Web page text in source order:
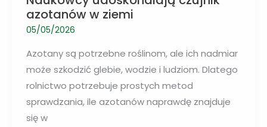
azotanów w ziemi
05/05/2026
Azotany są potrzebne roślinom, ale ich nadmiar
może szkodzić glebie, wodzie i ludziom. Dlatego
rolnictwo potrzebuje prostych metod
sprawdzania, ile azotanów naprawdę znajduje
się w